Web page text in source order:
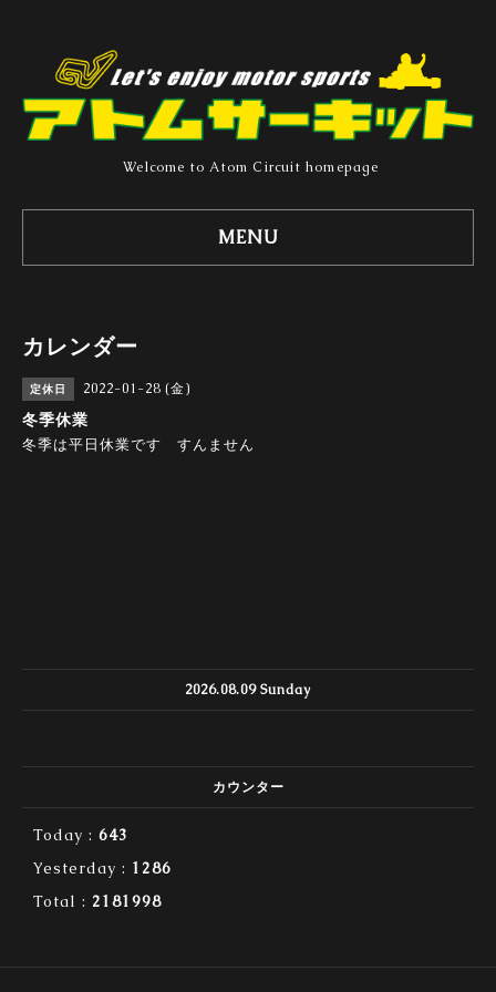
Welcome to Atom Circuit homepage
MENU
カレンダー
定休日 2022-01-28 (金)
冬季休業
冬季は平日休業です すんません
2026.08.09 Sunday
カウンター
Today : 643
Yesterday : 1286
Total : 2181998